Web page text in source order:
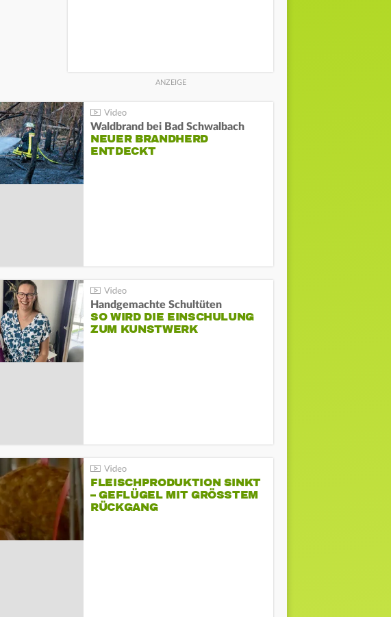
Waldbrand bei Bad Schwalbach
NEUER BRANDHERD
ENTDECKT
Handgemachte Schultüten
SO WIRD DIE EINSCHULUNG
ZUM KUNSTWERK
FLEISCHPRODUKTION SINKT
– GEFLÜGEL MIT GRÖSSTEM R
ÜCKGANG